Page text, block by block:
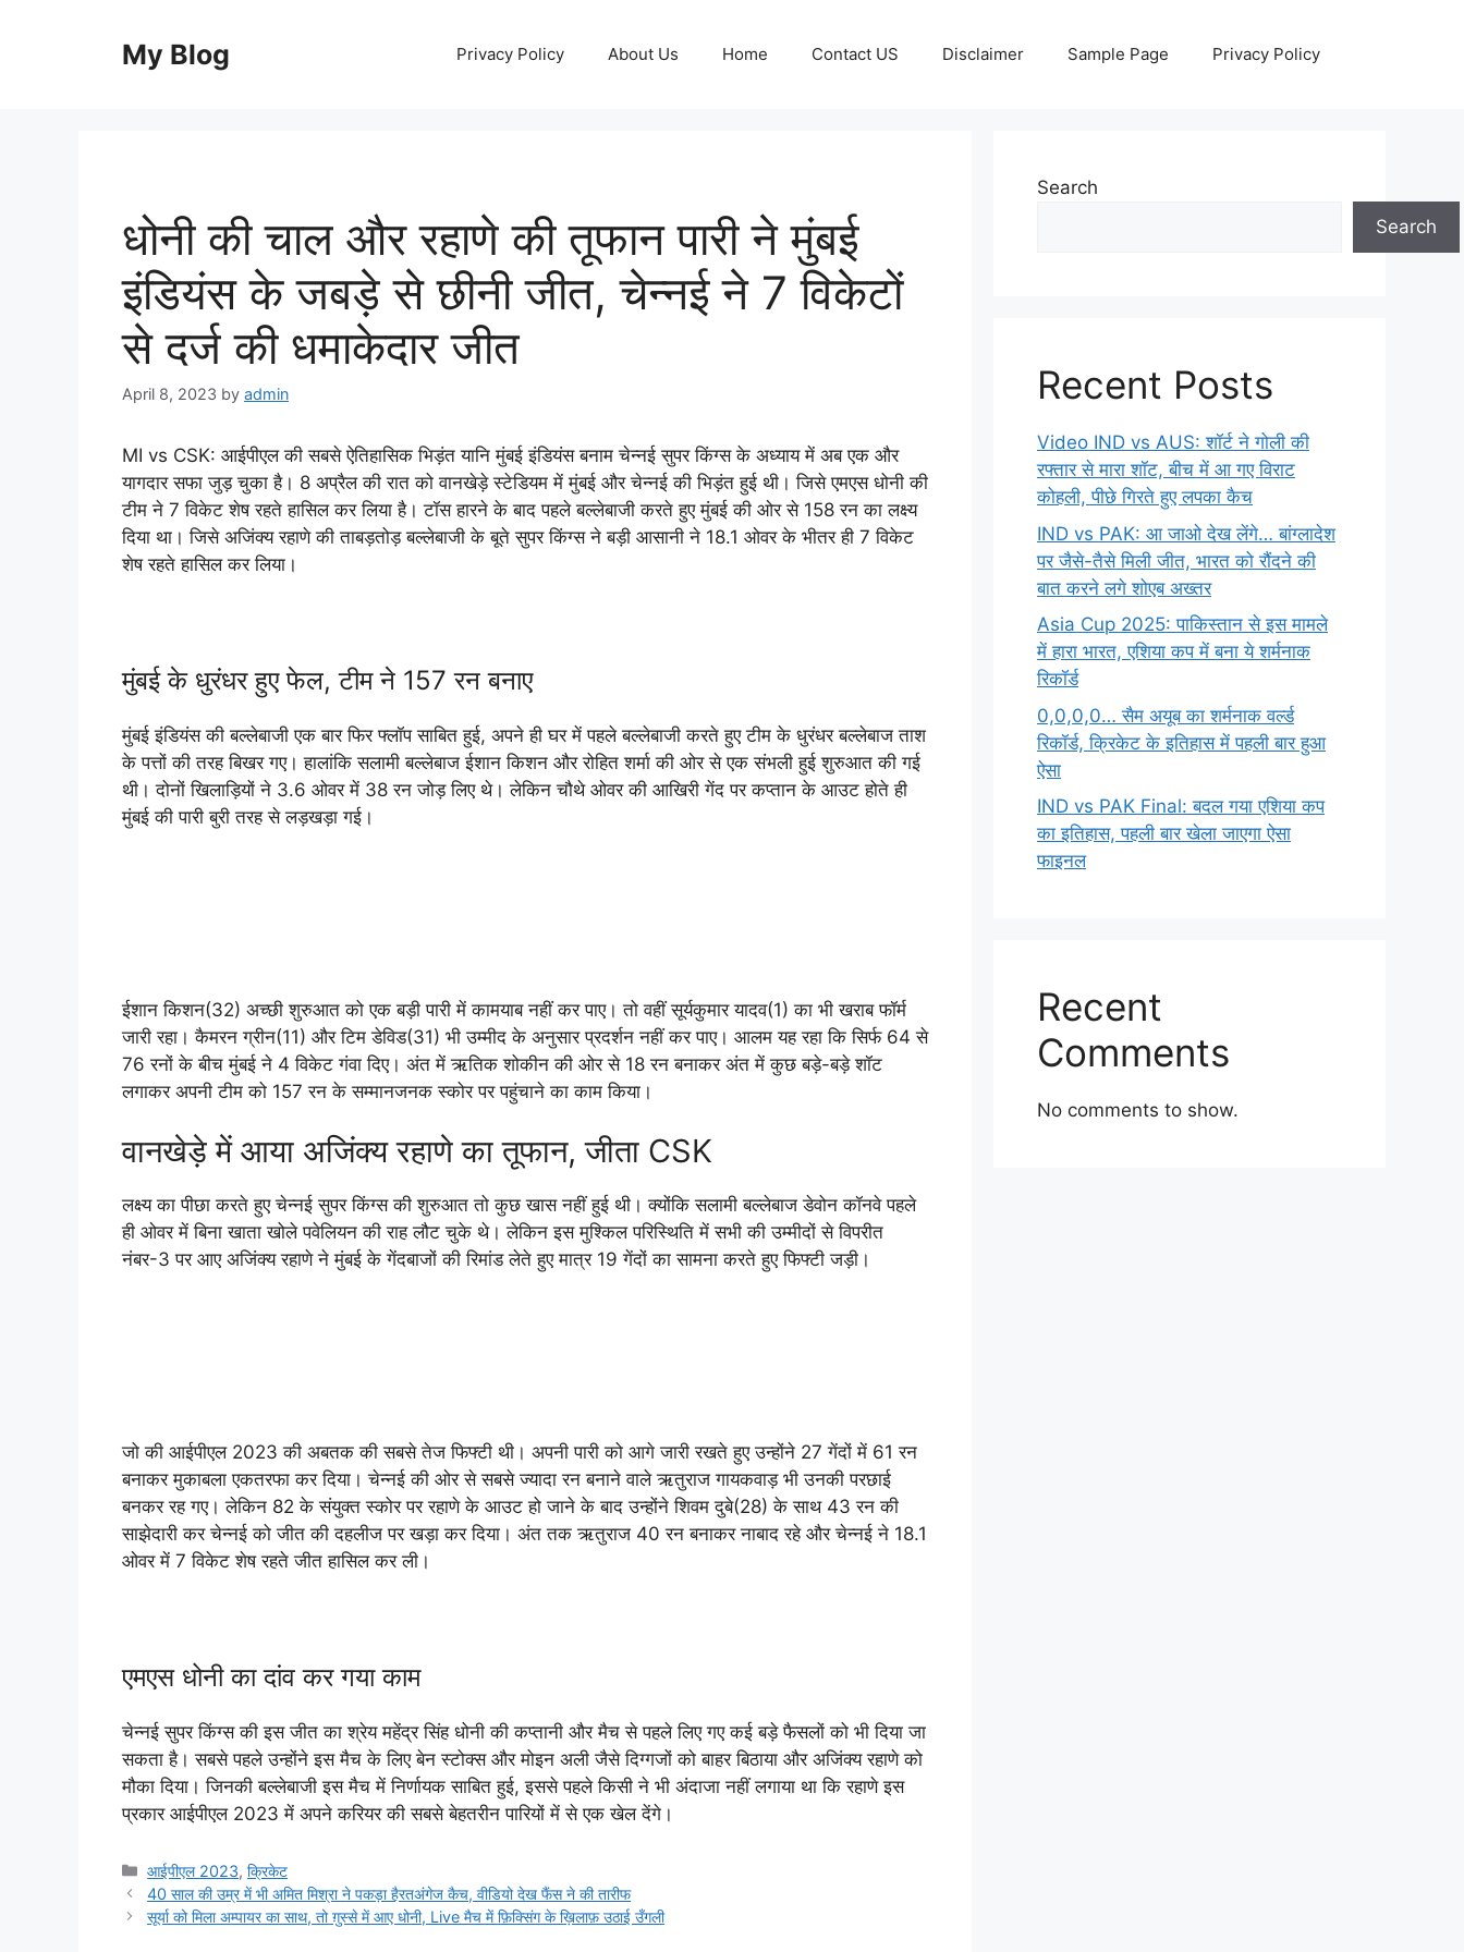
My Blog Privacy Policy About Us Home Contact US Disclaimer Sample Page Privacy Policy
धोनी की चाल और रहाणे की तूफान पारी ने मुंबई
इंडियंस के जबड़े से छीनी जीत, चेन्नई ने 7 विकेटों
से दर्ज की धमाकेदार जीत
April 8, 2023 by admin
MI vs CSK: आईपीएल की सबसे ऐतिहासिक भिड़ंत यानि मुंबई इंडियंस बनाम चेन्नई सुपर किंग्स के अध्याय में अब एक और
यागदार सफा जुड़ चुका है। 8 अप्रैल की रात को वानखेड़े स्टेडियम में मुंबई और चेन्नई की भिड़ंत हुई थी। जिसे एमएस धोनी की
टीम ने 7 विकेट शेष रहते हासिल कर लिया है। टॉस हारने के बाद पहले बल्लेबाजी करते हुए मुंबई की ओर से 158 रन का लक्ष्य
दिया था। जिसे अजिंक्य रहाणे की ताबड़तोड़ बल्लेबाजी के बूते सुपर किंग्स ने बड़ी आसानी ने 18.1 ओवर के भीतर ही 7 विकेट
शेष रहते हासिल कर लिया।
मुंबई के धुरंधर हुए फेल, टीम ने 157 रन बनाए
मुंबई इंडियंस की बल्लेबाजी एक बार फिर फ्लॉप साबित हुई, अपने ही घर में पहले बल्लेबाजी करते हुए टीम के धुरंधर बल्लेबाज ताश
के पत्तों की तरह बिखर गए। हालांकि सलामी बल्लेबाज ईशान किशन और रोहित शर्मा की ओर से एक संभली हुई शुरुआत की गई
थी। दोनों खिलाड़ियों ने 3.6 ओवर में 38 रन जोड़ लिए थे। लेकिन चौथे ओवर की आखिरी गेंद पर कप्तान के आउट होते ही
मुंबई की पारी बुरी तरह से लड़खड़ा गई।
ईशान किशन(32) अच्छी शुरुआत को एक बड़ी पारी में कामयाब नहीं कर पाए। तो वहीं सूर्यकुमार यादव(1) का भी खराब फॉर्म
जारी रहा। कैमरन ग्रीन(11) और टिम डेविड(31) भी उम्मीद के अनुसार प्रदर्शन नहीं कर पाए। आलम यह रहा कि सिर्फ 64 से
76 रनों के बीच मुंबई ने 4 विकेट गंवा दिए। अंत में ऋतिक शोकीन की ओर से 18 रन बनाकर अंत में कुछ बड़े-बड़े शॉट
लगाकर अपनी टीम को 157 रन के सम्मानजनक स्कोर पर पहुंचाने का काम किया।
वानखेड़े में आया अजिंक्य रहाणे का तूफान, जीता CSK
लक्ष्य का पीछा करते हुए चेन्नई सुपर किंग्स की शुरुआत तो कुछ खास नहीं हुई थी। क्योंकि सलामी बल्लेबाज डेवोन कॉनवे पहले
ही ओवर में बिना खाता खोले पवेलियन की राह लौट चुके थे। लेकिन इस मुश्किल परिस्थिति में सभी की उम्मीदों से विपरीत
नंबर-3 पर आए अजिंक्य रहाणे ने मुंबई के गेंदबाजों की रिमांड लेते हुए मात्र 19 गेंदों का सामना करते हुए फिफ्टी जड़ी।
जो की आईपीएल 2023 की अबतक की सबसे तेज फिफ्टी थी। अपनी पारी को आगे जारी रखते हुए उन्होंने 27 गेंदों में 61 रन
बनाकर मुकाबला एकतरफा कर दिया। चेन्नई की ओर से सबसे ज्यादा रन बनाने वाले ऋतुराज गायकवाड़ भी उनकी परछाई
बनकर रह गए। लेकिन 82 के संयुक्त स्कोर पर रहाणे के आउट हो जाने के बाद उन्होंने शिवम दुबे(28) के साथ 43 रन की
साझेदारी कर चेन्नई को जीत की दहलीज पर खड़ा कर दिया। अंत तक ऋतुराज 40 रन बनाकर नाबाद रहे और चेन्नई ने 18.1
ओवर में 7 विकेट शेष रहते जीत हासिल कर ली।
एमएस धोनी का दांव कर गया काम
चेन्नई सुपर किंग्स की इस जीत का श्रेय महेंद्र सिंह धोनी की कप्तानी और मैच से पहले लिए गए कई बड़े फैसलों को भी दिया जा
सकता है। सबसे पहले उन्होंने इस मैच के लिए बेन स्टोक्स और मोइन अली जैसे दिग्गजों को बाहर बिठाया और अजिंक्य रहाणे को
मौका दिया। जिनकी बल्लेबाजी इस मैच में निर्णायक साबित हुई, इससे पहले किसी ने भी अंदाजा नहीं लगाया था कि रहाणे इस
प्रकार आईपीएल 2023 में अपने करियर की सबसे बेहतरीन पारियों में से एक खेल देंगे।
Categories
आईपीएल 2023,क्रिकेट
40 साल की उम्र में भी अमित मिश्रा ने पकड़ा हैरतअंगेज कैच, वीडियो देख फैंस ने की तारीफ
सूर्या को मिला अम्पायर का साथ, तो ग़ुस्से में आए धोनी, Live मैच में फ़िक्सिंग के ख़िलाफ़ उठाई उँगली
Search
Search
Recent Posts
Video IND vs AUS: शॉर्ट ने गोली की
रफ्तार से मारा शॉट, बीच में आ गए विराट
कोहली, पीछे गिरते हुए लपका कैच
IND vs PAK: आ जाओ देख लेंगे… बांग्लादेश
पर जैसे-तैसे मिली जीत, भारत को रौंदने की
बात करने लगे शोएब अख्तर
Asia Cup 2025: पाकिस्तान से इस मामले
में हारा भारत, एशिया कप में बना ये शर्मनाक
रिकॉर्ड
0,0,0,0… सैम अयूब का शर्मनाक वर्ल्ड
रिकॉर्ड, क्रिकेट के इतिहास में पहली बार हुआ
ऐसा
IND vs PAK Final: बदल गया एशिया कप
का इतिहास, पहली बार खेला जाएगा ऐसा
फाइनल
Recent
Comments
No comments to show.